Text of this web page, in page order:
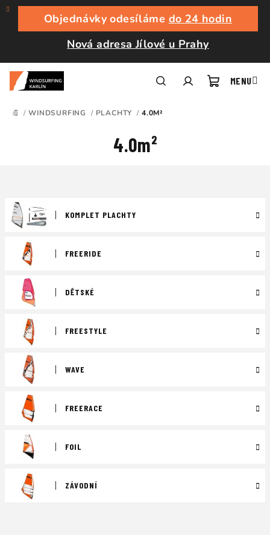
Přejít
obsah
Objednávky odesíláme do 24 hodin
Nová adresa Jílové u Prahy
DOMŮ
/ WINDSURFING / PLACHTY / 4.0M²
4.0m²
KOMPLET PLACHTY
FREERIDE
DĚTSKÉ
FREESTYLE
WAVE
FREERACE
FOIL
ZÁVODNÍ